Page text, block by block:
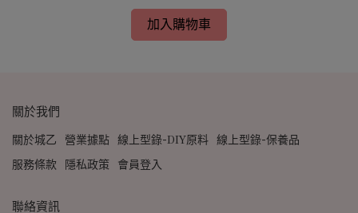
加入購物車
關於我們
關於城乙 營業據點 線上型錄-DIY原料 線上型錄-保養品
服務條款
隱私政策 會員登入
聯絡資訊